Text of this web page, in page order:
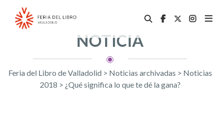
NOTICIA
Feria del Libro de Valladolid > Noticias archivadas > Noticias
2018 > ¿Qué significa lo que te dé la gana?